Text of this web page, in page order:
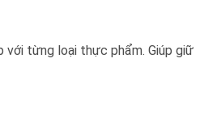
với từng loại thực phẩm. Giúp giữ